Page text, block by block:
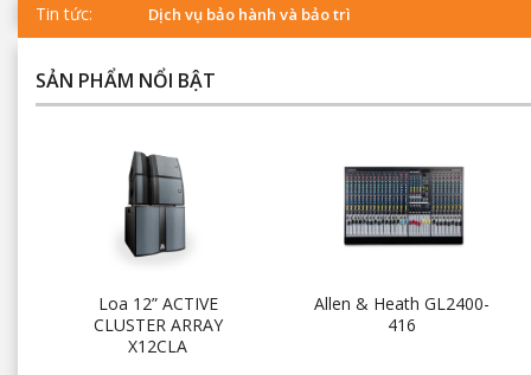
Tin tức: Dịch vụ bảo hành và bảo trì
SẢN PHẨM NỔI BẬT
Loa 12” ACTIVE
CLUSTER ARRAY
X12CLA
Allen & Heath GL2400-
416